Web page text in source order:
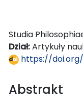
Studia
Dział:Artykuły
https://doi.org/
Abstrakt